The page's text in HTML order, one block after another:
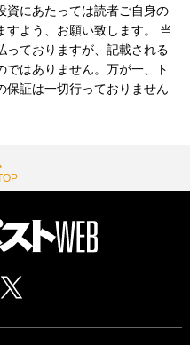
資にあたっては読者ご自身の
すよう、お願い致します。 当
っておりますが、記載される
はありません。万が一、ト
保証は一切行っておりません